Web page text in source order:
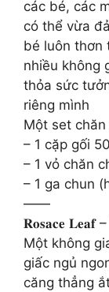
các bé, các
có thể vừa
bé luôn thơn
nhiều không
thỏa sức
riêng mình
Một set
– 1 cặp gối
– 1 vỏ chăn
– 1 ga chun
——
𝐑𝐨𝐬𝐚𝐜𝐞 𝐋𝐞𝐚𝐟
Một không
giấc ngủ
căng thẳng